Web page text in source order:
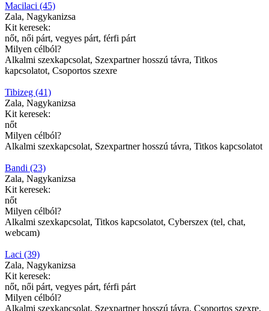
Macilaci (45)
Zala, Nagykanizsa
Kit keresek:
nőt, női párt, vegyes párt, férfi párt
Milyen célból?
Alkalmi szexkapcsolat, Szexpartner hosszú távra, Titkos
kapcsolatot, Csoportos szexre
Tibizeg (41)
Zala, Nagykanizsa
Kit keresek:
nőt
Milyen célból?
Alkalmi szexkapcsolat, Szexpartner hosszú távra, Titkos kapcsolatot
Bandi (23)
Zala, Nagykanizsa
Kit keresek:
nőt
Milyen célból?
Alkalmi szexkapcsolat, Titkos kapcsolatot, Cyberszex (tel, chat,
webcam)
Laci (39)
Zala, Nagykanizsa
Kit keresek:
nőt, női párt, vegyes párt, férfi párt
Milyen célból?
Alkalmi szexkapcsolat, Szexpartner hosszú távra, Csoportos szexre,